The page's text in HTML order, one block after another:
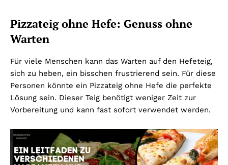
Pizzateig ohne Hefe: Genuss ohne
Warten
Für viele Menschen kann das Warten auf den Hefeteig,
sich zu heben, ein bisschen frustrierend sein. Für diese
Personen könnte ein Pizzateig ohne Hefe die perfekte
Lösung sein. Dieser Teig benötigt weniger Zeit zur
Vorbereitung und kann fast sofort verwendet werden.